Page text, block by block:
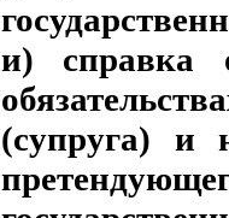
и) справка
(супруга) и